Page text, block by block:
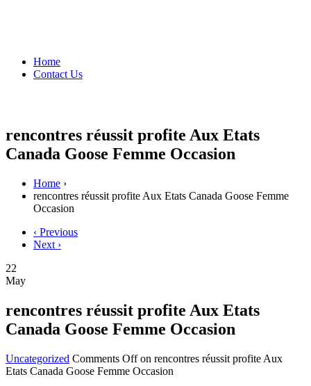
Home
Contact Us
rencontres réussit profite Aux Etats
Canada Goose Femme Occasion
Home ›
rencontres réussit profite Aux Etats Canada Goose Femme
Occasion
‹ Previous
Next ›
22
May
rencontres réussit profite Aux Etats
Canada Goose Femme Occasion
Uncategorized Comments Offon rencontres réussit profite Aux
Etats Canada Goose Femme Occasion